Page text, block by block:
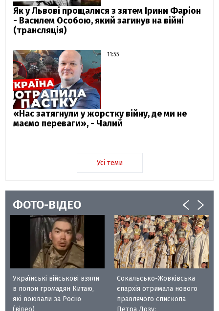
Як у Львові прощалися з зятем Ірини Фаріон
- Василем Особою, який загинув на війні
(трансляція)
11:55
«Нас затягнули у жорстку війну, де ми не
маємо переваги», - Чалий
Усі теми
ФОТО-ВІДЕО
Українські військові взяли
в полон громадян Китаю,
які воювали за Росію
(відео)
Сокальсько-Жовківська
єпархія отримала нового
правлячого єпископа
Петра Лозу: